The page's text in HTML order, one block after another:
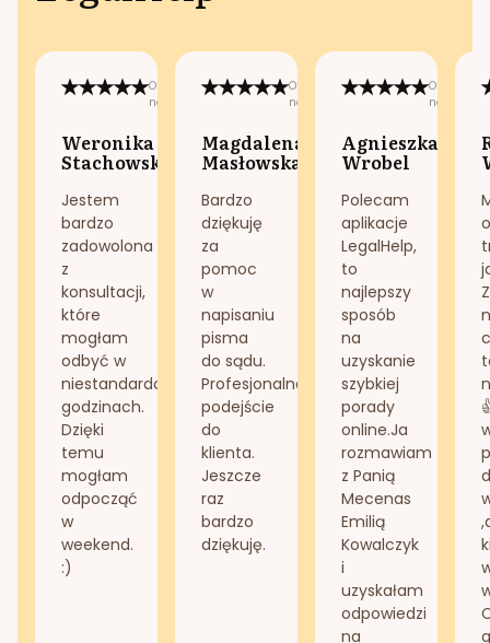
Opublikowano
na:
Weronika
Stachowska
Jestem
bardzo
zadowolona
z
konsultacji,
które
mogłam
odbyć w
niestandardowych
godzinach.
Dzięki
temu
mogłam
odpocząć
w
weekend.
:)
Opublikowano
na:
Magdalena
Masłowska
Bardzo
dziękuję
za
pomoc
w
napisaniu
pisma
do sądu.
Profesjonalne
podejście
do
klienta.
Jeszcze
raz
bardzo
dziękuję.
na:
Agnieszka
Wrobel
Polecam
aplikacje
LegalHelp,
to
najlepszy
sposób
na
uzyskanie
szybkiej
porady
online.Ja
rozmawiam
z Panią
Mecenas
Emilią
Kowalczyk
i
uzyskałam
odpowiedzi
na